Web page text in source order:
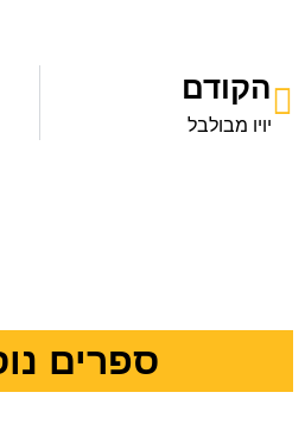
הקודם
יויו מבולבל
ספרים